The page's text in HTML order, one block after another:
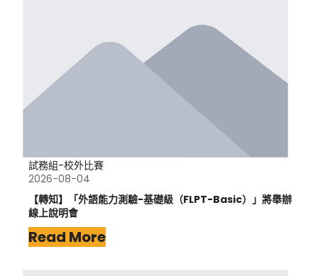
試務組-校外比賽
2026-08-04
【轉知】「外語能力測驗-基礎級（FLPT-Basic）」將舉辦
線上說明會
Read More